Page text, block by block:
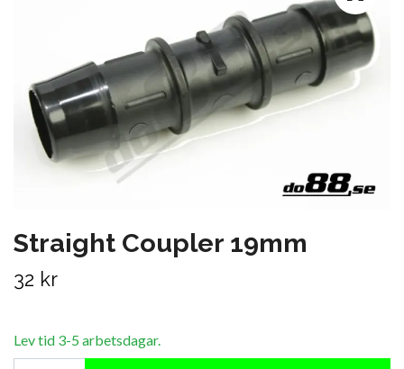
Straight Coupler 19mm
32 kr
Lev tid 3-5 arbetsdagar.